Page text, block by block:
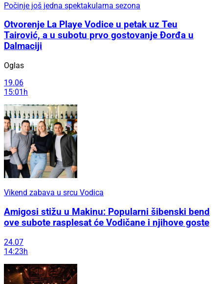
Počinje još jedna spektakularna sezona
Otvorenje La Playe Vodice u petak uz Teu
Tairović, a u subotu prvo gostovanje Đorđa u
Dalmaciji
Oglas
19.06
15:01h
Vikend zabava u srcu Vodica
Amigosi stižu u Makinu: Popularni šibenski bend
ove subote rasplesat će Vodičane i njihove goste
24.07
14:23h